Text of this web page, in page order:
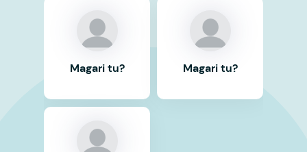
Magari tu? Magari tu?